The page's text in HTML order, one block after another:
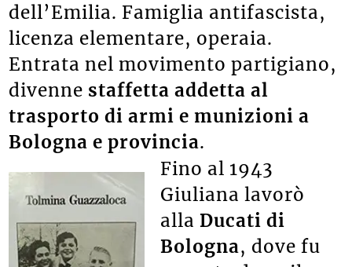
dell’Emilia. Famiglia antifascista,
licenza elementare, operaia.
Entrata nel movimento partigiano,
divenne staffetta addetta al
trasporto di armi e munizioni a
Bologna e provincia.
Fino al 1943
Giuliana lavorò
allaDucati di
Bologna, dove fu